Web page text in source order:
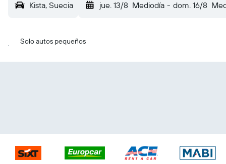
Kista, Suecia jue. 13/8 Mediodía - dom. 16/8
Solo autos pequeños